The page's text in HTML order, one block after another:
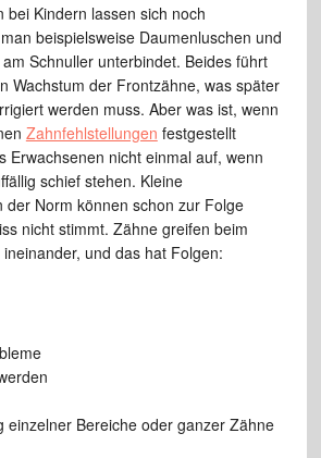
bei Kindern lassen sich noch
beispielsweise Daumenluschen und
Schnuller unterbindet. Beides führt
Wachstum der Frontzähne, was später
werden muss. Aber was ist, wenn
Zahnfehlstellungen festgestellt
Erwachsenen nicht einmal auf, wenn
schief stehen. Kleine
der Norm können schon zur Folge
nicht stimmt. Zähne greifen beim
und das hat Folgen:
einzelner Bereiche oder ganzer Zähne